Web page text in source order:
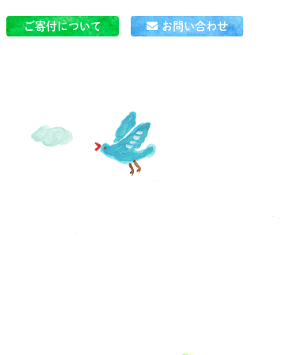
ご寄付について お問い合わせ